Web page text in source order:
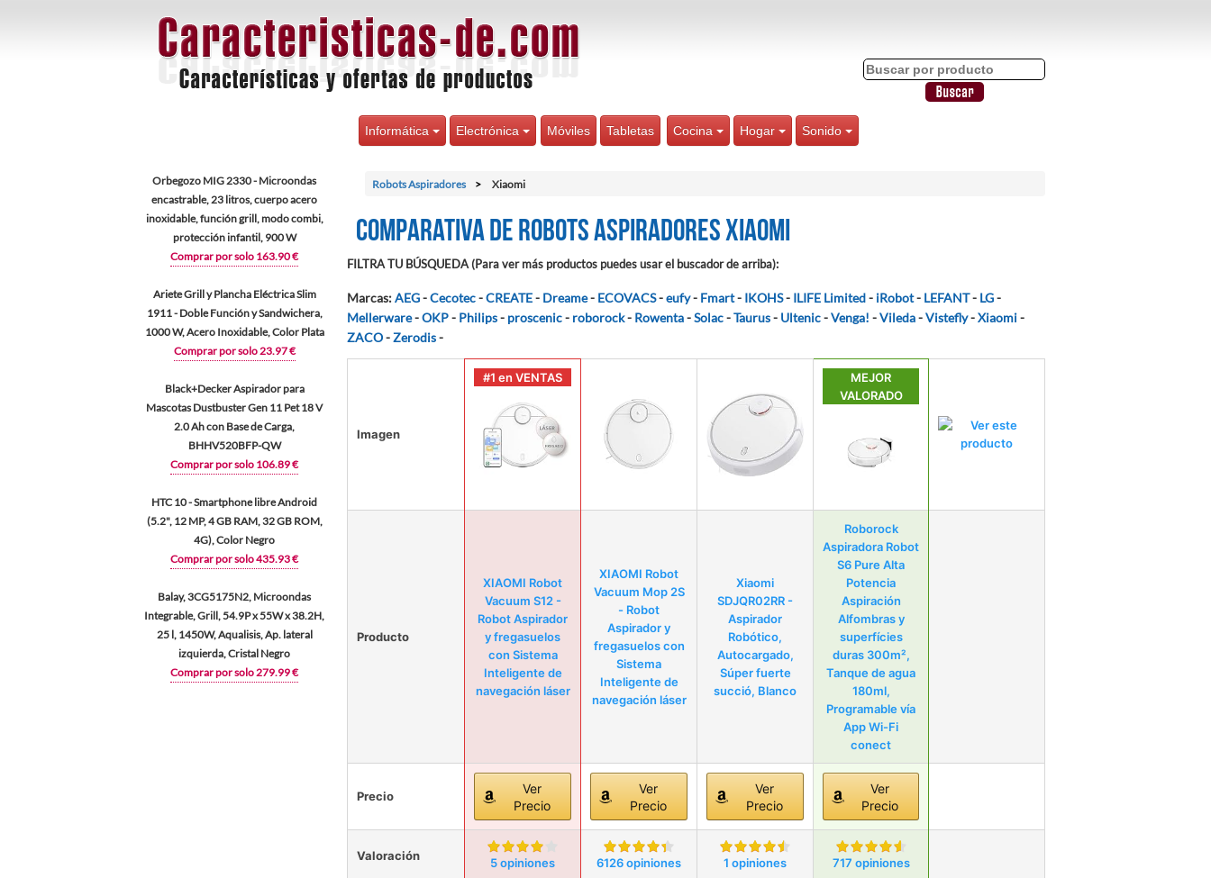
Informática Electrónica Móviles Tabletas Cocina Hogar Sonido
Orbegozo MIG 2330 - Microondas
encastrable, 23 litros, cuerpo acero
inoxidable, función grill, modo combi,
protección infantil, 900 W
Comprar por solo 163.90 €
Ariete Grill y Plancha Eléctrica Slim
1911 - Doble Función y Sandwichera,
1000 W, Acero Inoxidable, Color Plata
Comprar por solo 23.97 €
Black+Decker Aspirador para
Mascotas Dustbuster Gen 11 Pet 18 V
2.0 Ah con Base de Carga,
BHHV520BFP-QW
Comprar por solo 106.89 €
HTC 10 - Smartphone libre Android
(5.2", 12 MP, 4 GB RAM, 32 GB ROM,
4G), Color Negro
Comprar por solo 435.93 €
Balay, 3CG5175N2, Microondas
Integrable, Grill, 54.9P x 55W x 38.2H,
25 l, 1450W, Aqualisis, Ap. lateral
izquierda, Cristal Negro
Comprar por solo 279.99 €
Robots Aspiradores Xiaomi
Comparativa de Robots Aspiradores Xiaomi
FILTRA TU BÚSQUEDA (Para ver más productos puedes usar el buscador de arriba):
Marcas:AEG-Cecotec-CREATE- Dreame- ECOVACS-eufy- Fmart- IKOHS- ILIFE Limited- iRobot- LEFANT- LG-
Mellerware-OKP- Philips- proscenic- roborock- Rowenta-Solac-Taurus- Ultenic-Venga! -Vileda-Vistefly-Xiaomi-
ZACO-Zerodis-
Imagen
#1 en VENTAS
MEJOR
VALORADO
Producto
XIAOMI Robot
Vacuum S12 -
Robot Aspirador
y fregasuelos
con Sistema
Inteligente de
navegación láser
XIAOMI Robot
Vacuum Mop 2S
- Robot
Aspirador y
fregasuelos con
Sistema
Inteligente de
navegación láser
Xiaomi
SDJQR02RR -
Aspirador
Robótico,
Autocargado,
Súper fuerte
succió, Blanco
Roborock
Aspiradora Robot
S6 Pure Alta
Potencia
Aspiración
Alfombras y
superfícies
duras 300m²,
Tanque de agua
180ml,
Programable vía
App Wi-Fi
conect
Precio
Ver
Precio
Ver
Precio
Ver
Precio
Ver
Precio
Valoración 5 opiniones 6126 opiniones 1 opiniones 717 opiniones